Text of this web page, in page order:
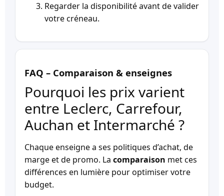
Regarder la disponibilité avant de valider
votre créneau.
FAQ – Comparaison & enseignes
Pourquoi les prix varient
entre Leclerc, Carrefour,
Auchan et Intermarché ?
Chaque enseigne a ses politiques d’achat, de
marge et de promo. La comparaison met ces
différences en lumière pour optimiser votre
budget.